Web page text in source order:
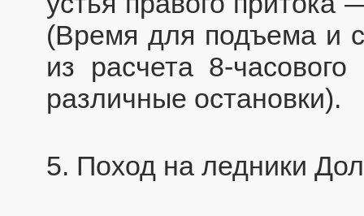
(Время для подъема и
из расчета 8-
различные остановки).
5. Поход на ледники